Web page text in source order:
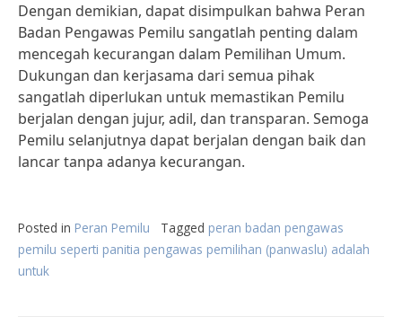
Dengan demikian, dapat disimpulkan bahwa Peran
Badan Pengawas Pemilu sangatlah penting dalam
mencegah kecurangan dalam Pemilihan Umum.
Dukungan dan kerjasama dari semua pihak
sangatlah diperlukan untuk memastikan Pemilu
berjalan dengan jujur, adil, dan transparan. Semoga
Pemilu selanjutnya dapat berjalan dengan baik dan
lancar tanpa adanya kecurangan.
Posted in Peran Pemilu Tagged peran badan pengawas
pemilu seperti panitia pengawas pemilihan (panwaslu) adalah
untuk